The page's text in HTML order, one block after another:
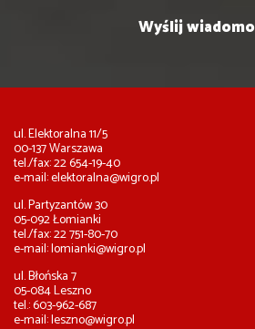
ul. Elektoralna 11/5
00-137 Warszawa
tel./fax: 22 654-19-40
e-mail:elektoralna@wigro.pl
ul. Partyzantów 30
05-092 Łomianki
tel./fax: 22 751-80-70
e-mail:lomianki@wigro.pl
ul. Błońska 7
05-084 Leszno
tel.: 603-962-687
e-mail:leszno@wigro.pl